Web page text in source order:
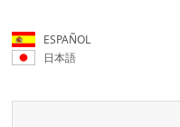
ESPAÑOL
日本語